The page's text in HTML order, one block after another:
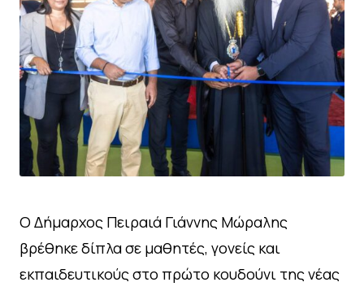
Ο Δήμαρχος Πειραιά Γιάννης Μώραλης
βρέθηκε δίπλα σε μαθητές, γονείς και
εκπαιδευτικούς στο πρώτο κουδούνι της νέας